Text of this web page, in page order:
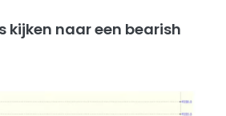
kijken naar een bearish